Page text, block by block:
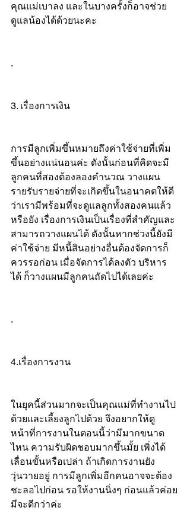
คุณแม่เบาลง และในบางครั้งก็อาจช่วย
ดูแลน้องได้ด้วยนะคะ
.
3. เรื่องการเงิน
การมีลูกเพิ่มขึ้นหมายถึงค่าใช้จ่ายที่เพิ่ม
ขึ้นอย่างแน่นอนค่ะ ดังนั้นก่อนที่คิดจะมี
ลูกคนที่สองต้องลองคำนวณ วางแผน
รายรับรายจ่ายที่จะเกิดขึ้นในอนาคตให้ดี
ว่าเรามีพร้อมที่จะดูแลลูกทั้งสองคนแล้ว
หรือยัง เรื่องการเงินเป็นเรื่องที่สำคัญและ
สามารถวางแผนได้ ดังนั้นหากช่วงนี้ยังมี
ค่าใช้จ่าย มีหนี้สินอย่างอื่นต้องจัดการก็
ควรรอก่อน เมื่อจัดการได้ลงตัว บริหาร
ได้ ก็วางแผนมีลูกคนถัดไปได้เลยค่ะ
.
4.เรื่องการงาน
ในยุคนี้ส่วนมากจะเป็นคุณแม่ที่ทำงานไป
ด้วยและเลี้ยงลูกไปด้วย จึงอยากให้ดู
หน้าที่การงานในตอนนี้ว่ามีมากขนาด
ไหน ความรับผิดชอบมากขึ้นมั้ย เพิ่งได้
เลื่อนขั้นหรือเปล่า ถ้าเกิดการงานยัง
วุ่นวายอยู่ การมีลูกเพิ่มอีกคนอาจจะต้อง
ชะลอไปก่อน รอให้งานนิ่งๆ ก่อนแล้วค่อย
มีจะดีกว่าค่ะ